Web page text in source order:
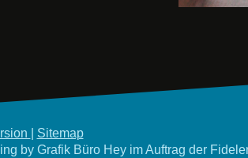
Sitemap
by Grafik Büro Hey im Auftrag der